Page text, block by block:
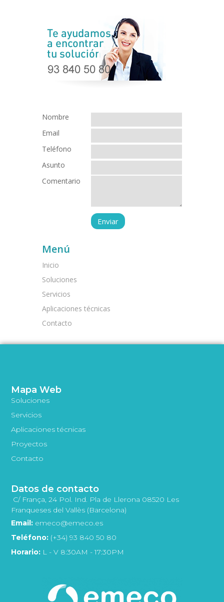
Nombre
Email
Teléfono
Asunto
Comentario
Menú
Inicio
Soluciones
Servicios
Aplicaciones técnicas
Contacto
Mapa Web
Soluciones
Servicios
Aplicaciones técnicas
Proyectos
Contacto
Datos de contacto
C/ França, 24 Pol. Ind. Pla de Llerona 08520 Les
Franqueses del Vallès (Barcelona)
Email: emeco@emeco.es
Teléfono: (+34) 93 840 50 80
Horario: L - V 8:30AM - 17:30PM